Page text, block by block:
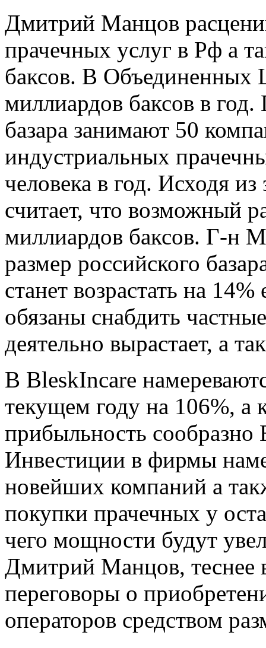
Дмитрий Манцов
прачечных услуг в Рф а
баксов. В Объединенных
миллиардов баксов в
базара занимают 50
индустриальных
человека в год. Исходя
считает, что возможный
миллиардов баксов. Г-н
размер российского
станет возрастать на
обязаны снабдить
деятельно вырастает, а
В BleskIncare
текущем году на 106%, а
прибыльность
Инвестиции в фирмы
новейших компаний а
покупки прачечных у
чего мощности будут
Дмитрий Манцов, теснее
переговоры о
операторов средством